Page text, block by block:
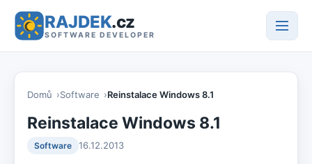
RAJDEK.cz
SOFTWARE DEVELOPER
Domů Software Reinstalace Windows 8.1
Reinstalace Windows 8.1
Software 16.12.2013